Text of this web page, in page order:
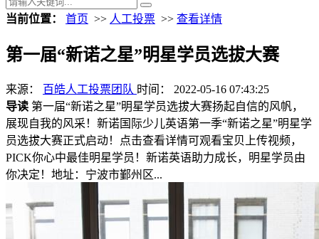
当前位置： 首页 >> 人工投票 >> 查看详情
第一届“新诺之星”明星学员选拔大赛
来源： 百皓人工投票团队 时间： 2022-05-16 07:43:25
导读 第一届“新诺之星”明星学员选拔大赛扬起自信的风帆，
展现自我的风采！新诺国际少儿英语第一季“新诺之星”明星学
员选拔大赛正式启动！点击查看详情可观看宝贝上传视频，
PICK你心中最佳明星学员！新诺英语助力成长，明星学员由
你决定！地址：宁波市鄞州区...